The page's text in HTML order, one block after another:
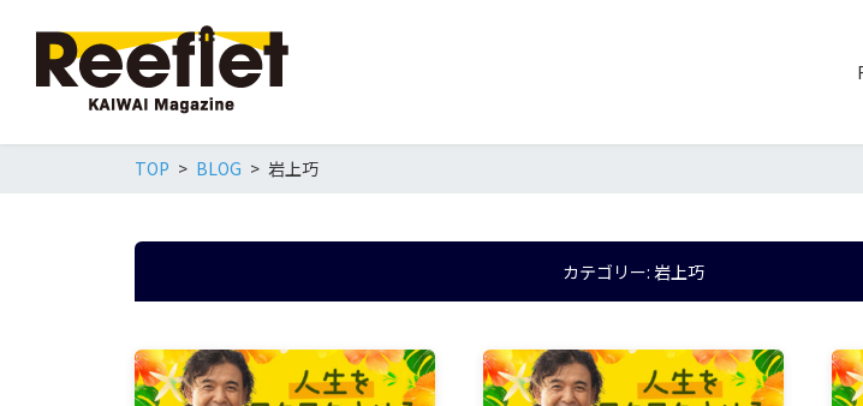
TOP BLOG 岩上巧
カテゴリー: 岩上巧